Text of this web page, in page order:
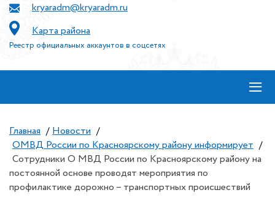
kryaradm@kryaradm.ru
Карта района
Реестр официальных аккаунтов в соцсетях
≡
Главная / Новости /
ОМВД России по Красноярскому району информирует /
Сотрудники О МВД России по Красноярскому району на
постоянной основе проводят мероприятия по
профилактике дорожно – транспортных происшествий